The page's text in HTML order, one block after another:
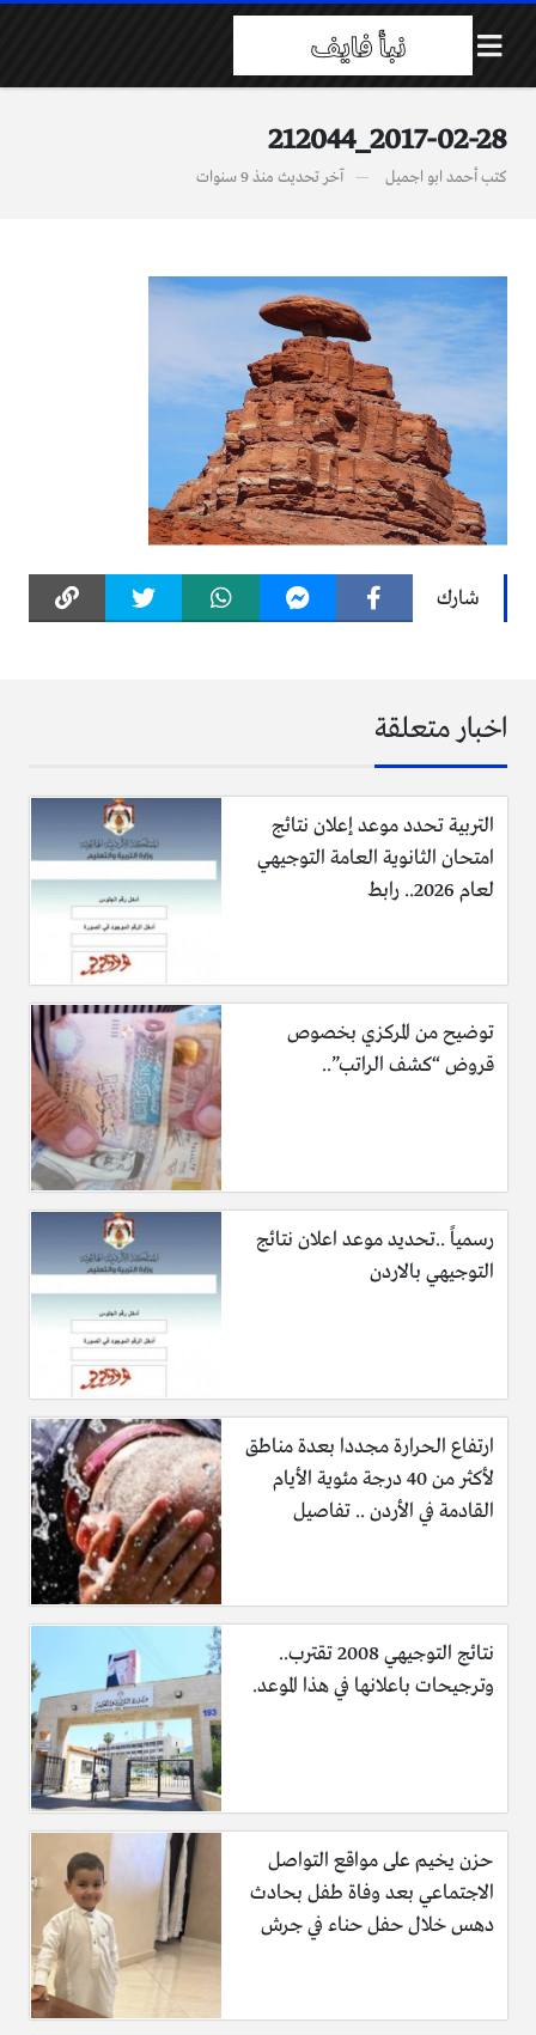
2017-02-28_212044
كتبأحمد ابو اجميل آخر تحديث منذ 9 سنوات
شارك
اخبار متعلقة
التربية تحدد موعد إعلان نتائج
امتحان الثانوية العامة التوجيهي
لعام 2026.. رابط
توضيح من المركزي بخصوص
قروض “كشف الراتب”..
رسمياً ..تحديد موعد اعلان نتائج
التوجيهي بالاردن
ارتفاع الحرارة مجددا بعدة مناطق
لأكثر من 40 درجة مئوية الأيام
القادمة في الأردن .. تفاصيل
نتائج التوجيهي 2008 تقترب..
وترجيحات باعلانها في هذا الموعد.
حزن يخيم على مواقع التواصل
الاجتماعي بعد وفاة طفل بحادث
دهس خلال حفل حناء في جرش